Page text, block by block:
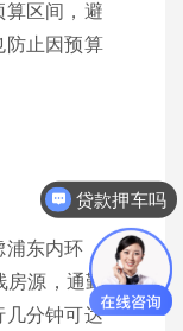
区间，避
防止因预算
东内环
房源，通勤
分钟可达
贷款押车吗
们是怎么收费的呢？